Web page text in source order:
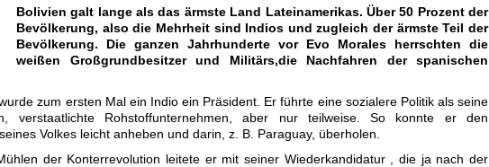
Bolivien galt lange als das ärmste Land Lateinamerikas. Über 50 Prozent der
Bevölkerung, also die Mehrheit sind Indios und zugleich der ärmste Teil der
Bevölkerung. Die ganzen Jahrhunderte vor Evo Morales herrschten die
weißen Großgrundbesitzer und Militärs,die Nachfahren der spanischen
zum ersten Mal ein Indio ein Präsident. Er führte eine sozialere Politik als seine
verstaatlichte Rohstoffunternehmen, aber nur teilweise. So konnte er den
Volkes leicht anheben und darin, z. B. Paraguay, überholen.
der Konterrevolution leitete er mit seiner Wiederkandidatur , die ja nach der